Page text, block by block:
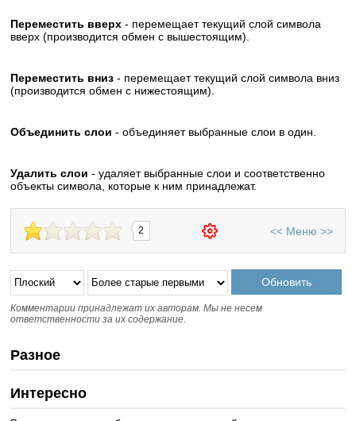
Переместить вверх - перемещает текущий слой символа
вверх (производится обмен с вышестоящим).
Переместить вниз - перемещает текущий слой символа вниз
(производится обмен с нижестоящим).
Объединить слои - объединяет выбранные слои в один.
Удалить слои - удаляет выбранные слои и соответственно
объекты символа, которые к ним принадлежат.
2 << Меню >>
Комментарии принадлежат их авторам. Мы не несем
ответственности за их содержание.
Разное
Интересно